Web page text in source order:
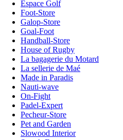
Espace Golf
Foot-Store
Galop-Store
Goal-Foot
Handball-Store
House of Rugby
La bagagerie du Motard
La sellerie de Maé
Made in Paradis
Nauti-wave
On-Fight
Padel-Expert
Pecheur-Store
Pet and Garden
Slowood Interior